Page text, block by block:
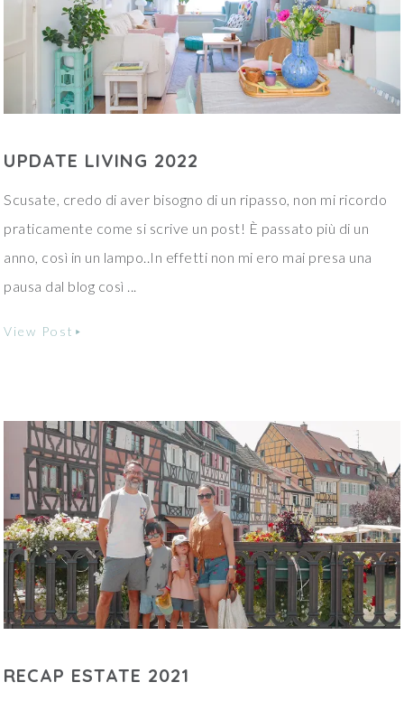
UPDATE LIVING 2022
Scusate, credo di aver bisogno di un ripasso, non mi ricordo
praticamente come si scrive un post! È passato più di un
anno, così in un lampo..In effetti non mi ero mai presa una
pausa dal blog così ...
View Post
RECAP ESTATE 2021